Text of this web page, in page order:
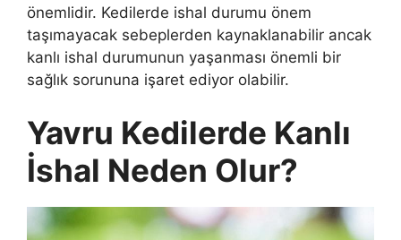
önemlidir. Kedilerde ishal durumu önem
taşımayacak sebeplerden kaynaklanabilir ancak
kanlı ishal durumunun yaşanması önemli bir
sağlık sorununa işaret ediyor olabilir.
Yavru Kedilerde Kanlı
İshal Neden Olur?